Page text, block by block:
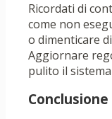
Ricordati di
come non
o dimenticare
Aggiornare
pulito il
Conclusione